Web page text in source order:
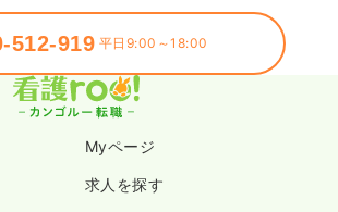
512-919 平日9:00～18:00
Myページ
求人を探す